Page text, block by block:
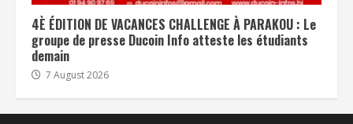
4È ÉDITION DE VACANCES CHALLENGE À PARAKOU : Le
groupe de presse Ducoin Info atteste les étudiants
demain
7 August 2026